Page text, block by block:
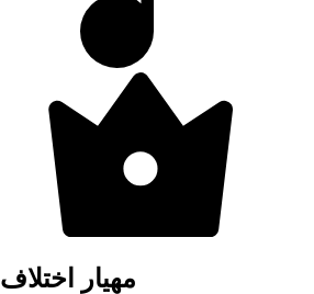
مهیار اختلاف